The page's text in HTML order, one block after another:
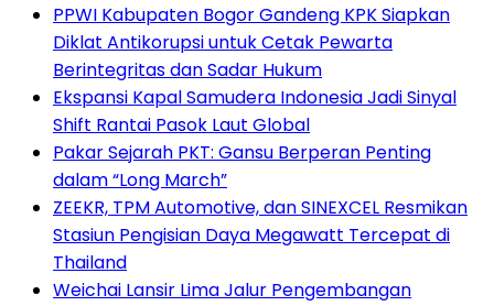
PPWI Kabupaten Bogor Gandeng KPK Siapkan
Diklat Antikorupsi untuk Cetak Pewarta
Berintegritas dan Sadar Hukum
Ekspansi Kapal Samudera Indonesia Jadi Sinyal
Shift Rantai Pasok Laut Global
Pakar Sejarah PKT: Gansu Berperan Penting
dalam “Long March”
ZEEKR, TPM Automotive, dan SINEXCEL Resmikan
Stasiun Pengisian Daya Megawatt Tercepat di
Thailand
Weichai Lansir Lima Jalur Pengembangan